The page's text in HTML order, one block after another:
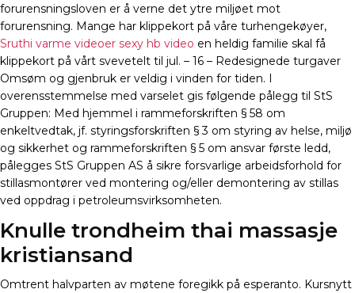
forurensningsloven er å verne det ytre miljøet mot
forurensning. Mange har klippekort på våre turhengekøyer,
Sruthi varme videoer sexy hb video en heldig familie skal få
klippekort på vårt svevetelt til jul. – 16 – Redesignede turgaver
Omsøm og gjenbruk er veldig i vinden for tiden. I
overensstemmelse med varselet gis følgende pålegg til StS
Gruppen: Med hjemmel i rammeforskriften § 58 om
enkeltvedtak, jf. styringsforskriften § 3 om styring av helse, miljø
og sikkerhet og rammeforskriften § 5 om ansvar første ledd,
pålegges StS Gruppen AS å sikre forsvarlige arbeidsforhold for
stillasmontører ved montering og/eller demontering av stillas
ved oppdrag i petroleumsvirksomheten.
Knulle trondheim thai massasje
kristiansand
Omtrent halvparten av møtene foregikk på esperanto. Kursnytt